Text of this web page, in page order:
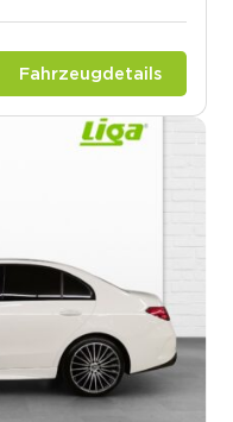
Fahrzeugdetails